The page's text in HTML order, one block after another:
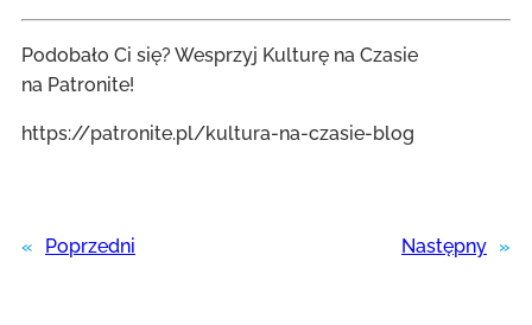
Podobało Ci się? Wesprzyj Kulturę na Czasie
na Patronite!
https://patronite.pl/kultura-na-czasie-blog
« Poprzedni Następny »